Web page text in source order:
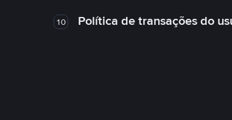
10 Política de transações do